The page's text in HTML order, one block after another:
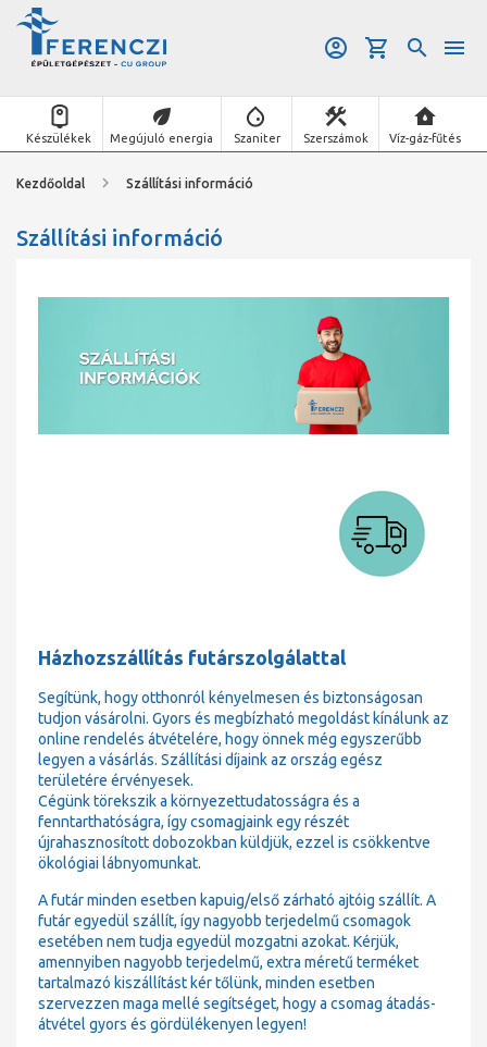
Készülékek Megújuló energia Szaniter Szerszámok Víz-gáz-fűtés
Kezdőoldal Szállítási információ
Szállítási információ
Házhozszállítás futárszolgálattal
Segítünk, hogy otthonról kényelmesen és biztonságosan
tudjon vásárolni. Gyors és megbízható megoldást kínálunk az
online rendelés átvételére, hogy önnek még egyszerűbb
legyen a vásárlás. Szállítási díjaink az ország egész
területére érvényesek.
Cégünk törekszik a környezettudatosságra és a
fenntarthatóságra, így csomagjaink egy részét
újrahasznosított dobozokban küldjük, ezzel is csökkentve
ökológiai lábnyomunkat.
A futár minden esetben kapuig/első zárható ajtóig szállít. A
futár egyedül szállít, így nagyobb terjedelmű csomagok
esetében nem tudja egyedül mozgatni azokat. Kérjük,
amennyiben nagyobb terjedelmű, extra méretű terméket
tartalmazó kiszállítást kér tőlünk, minden esetben
szervezzen maga mellé segítséget, hogy a csomag átadás-
átvétel gyors és gördülékenyen legyen!